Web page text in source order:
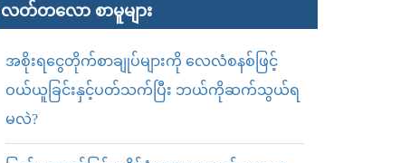
လတ်တ‌လော စာမူများ
အစိုးရငွေတိုက်စာချုပ်များကို လေလံစနစ်ဖြင့်
ဝယ်ယူခြင်းနှင့်ပတ်သက်ပြီး ဘယ်ကိုဆက်သွယ်ရ
မလဲ?